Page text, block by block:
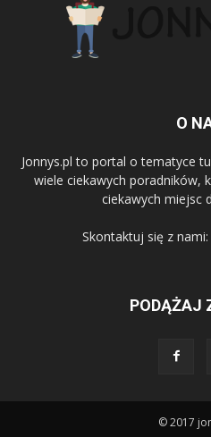
O
Jonnys.pl to portal o tematyce
wiele ciekawych poradników,
ciekawych miejsc
Skontaktuj się z nami:
PODĄŻAJ
© 2017